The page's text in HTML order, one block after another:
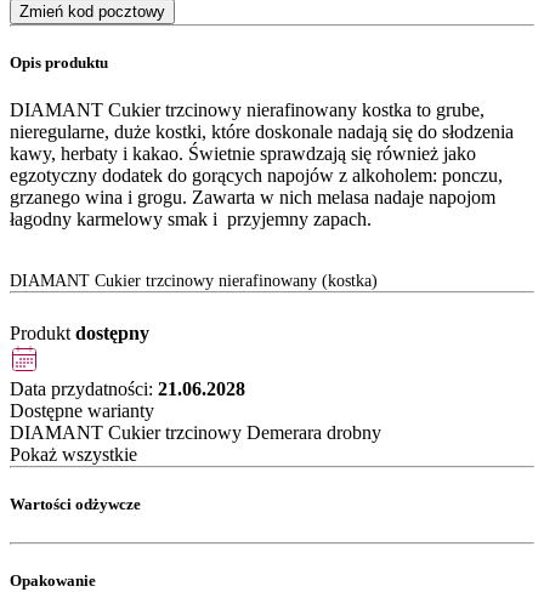
Zmień kod pocztowy
Opis produktu
DIAMANT Cukier trzcinowy nierafinowany kostka to grube,
nieregularne, duże kostki, które doskonale nadają się do słodzenia
kawy, herbaty i kakao. Świetnie sprawdzają się również jako
egzotyczny dodatek do gorących napojów z alkoholem: ponczu,
grzanego wina i grogu. Zawarta w nich melasa nadaje napojom
łagodny karmelowy smak i przyjemny zapach.
DIAMANT Cukier trzcinowy nierafinowany (kostka)
Produkt dostępny
Data przydatności: 21.06.2028
Dostępne warianty
DIAMANT Cukier trzcinowy Demerara drobny
Pokaż wszystkie
Wartości odżywcze
Opakowanie